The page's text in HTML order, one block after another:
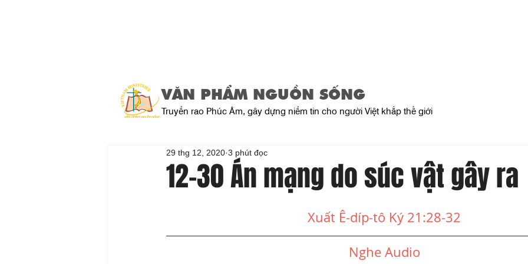
VĂN PHẨM NGUỒN SỐNG
Truyền rao Phúc Âm, gây dựng niềm tin cho người Việt khắp thế giới
12-30 Án mạng do súc vật gây ra
29 thg 12, 2020 3 phút đọc
Xuất Ê-díp-tô Ký 21:28-32
Nghe Audio